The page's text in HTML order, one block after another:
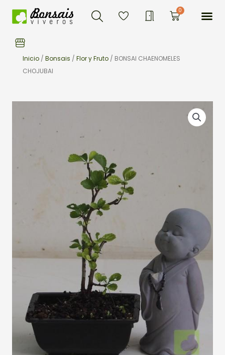
Buscar 0Carrito
Inicio / Bonsais / Flor y Fruto / BONSAI CHAENOMELES
CHOJUBAI